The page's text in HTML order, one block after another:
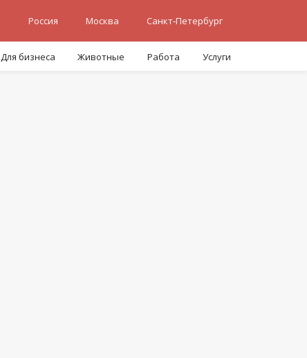
Россия Москва Санкт-Петербург
Для бизнеса Животные Работа Услуги